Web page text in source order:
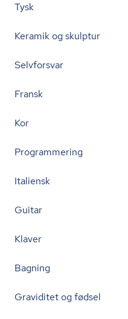
Tysk
Keramik og skulptur
Selvforsvar
Fransk
Kor
Programmering
Italiensk
Guitar
Klaver
Bagning
Graviditet og fødsel